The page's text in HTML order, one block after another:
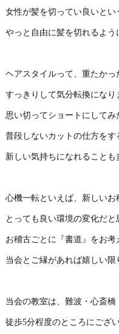
女性が髪を切ってい良いとい
やっと自由に髪を切れるよう
ヘアスタイルって、重たかっ
すっきりして気分転換になり
思い切ってショートにしてみ
普段しないカットの仕方をす
新しい気持ちになれること
心機一転といえば、新しいお
とっても良い環境の変化だと
お稽古ごとに『書道』をお考
当会とご縁があれば嬉しい限
当会の教室は、難波・心斎橋
徒歩5分程度のところにござ